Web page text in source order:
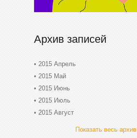
Архив записей
2015 Апрель
2015 Май
2015 Июнь
2015 Июль
2015 Август
Показать весь архив